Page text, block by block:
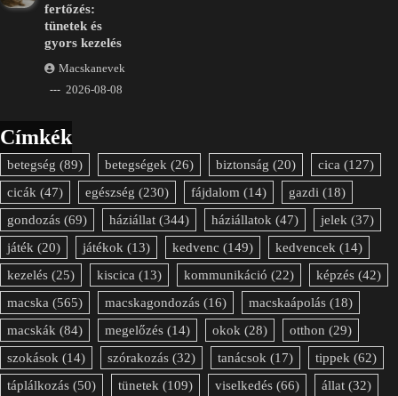
fertőzés:
tünetek és
gyors kezelés
Macskanevek
2026-08-08
Címkék
betegség (89) betegségek (26) biztonság (20) cica (127)
cicák (47) egészség (230) fájdalom (14) gazdi (18)
gondozás (69) háziállat (344) háziállatok (47) jelek (37)
játék (20) játékok (13) kedvenc (149) kedvencek (14)
kezelés (25) kiscica (13) kommunikáció (22) képzés (42)
macska (565) macskagondozás (16) macskaápolás (18)
macskák (84) megelőzés (14) okok (28) otthon (29)
szokások (14) szórakozás (32) tanácsok (17) tippek (62)
táplálkozás (50) tünetek (109) viselkedés (66) állat (32)